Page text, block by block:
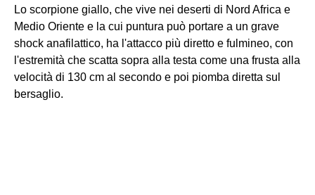
Lo scorpione giallo, che vive nei deserti di Nord Africa e
Medio Oriente e la cui puntura può portare a un grave
shock anafilattico, ha l'attacco più diretto e fulmineo, con
l'estremità che scatta sopra alla testa come una frusta alla
velocità di 130 cm al secondo e poi piomba diretta sul
bersaglio.